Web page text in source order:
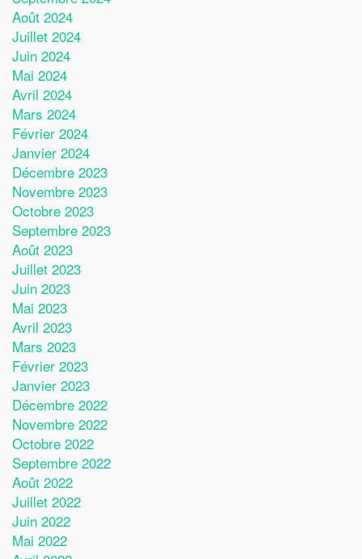
Août 2024
Juillet 2024
Juin 2024
Mai 2024
Avril 2024
Mars 2024
Février 2024
Janvier 2024
Décembre 2023
Novembre 2023
Octobre 2023
Septembre 2023
Août 2023
Juillet 2023
Juin 2023
Mai 2023
Avril 2023
Mars 2023
Février 2023
Janvier 2023
Décembre 2022
Novembre 2022
Octobre 2022
Septembre 2022
Août 2022
Juillet 2022
Juin 2022
Mai 2022